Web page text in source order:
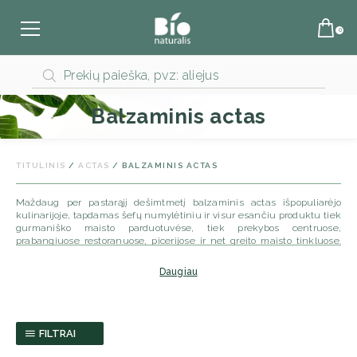
Products
search
Balzaminis actas
TITULINIS / ACTAS / BALZAMINIS ACTAS
Maždaug per pastarąjį dešimtmetį balzaminis actas išpopuliarėjo
kulinarijoje, tapdamas šefų numylėtiniu ir visur esančiu produktu tiek
gurmaniško maisto parduotuvėse, tiek prekybos centruose,
prabangiuose restoranuose, picerijose ir net greito maisto tinkluose.
kuo vienas balzaminio acto tipas skiriasi nuo kito? O kokį vaidmenį
balzaminis actas atlieka mūsų valgymo ir maisto gaminimo veikloje?
Gana lengva nustatyti pagrindinius balzaminio ir vyno acto skirtumus:
balzamikas yra tamsesnis, saldesnis ir tirštesnis nei raudonojo vyno
Daugiau
FILTRAI